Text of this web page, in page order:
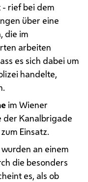
rief bei dem
über eine
die im
arbeiten
es sich dabei um
handelte,
im Wiener
der Kanalbrigade
Einsatz.
an einem
die besonders
es, als ob